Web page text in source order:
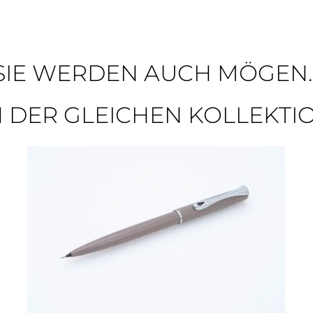
WERDEN AUCH
DER GLEICHEN